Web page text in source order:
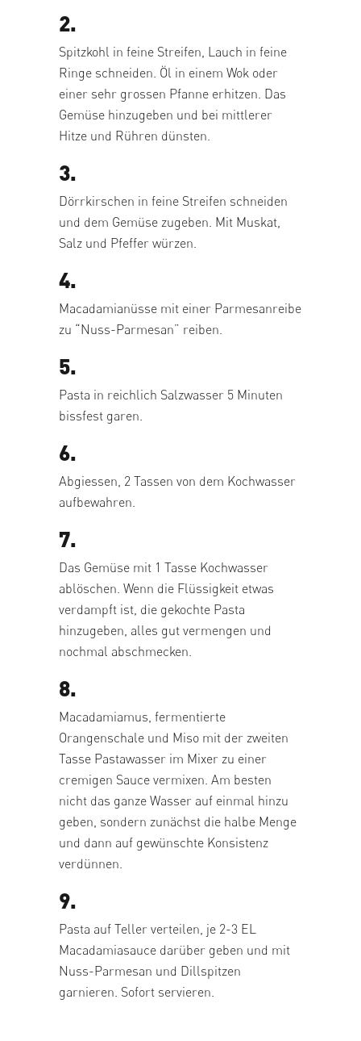
2.
Spitzkohl in feine Streifen, Lauch in feine
Ringe schneiden. Öl in einem Wok oder
einer sehr grossen Pfanne erhitzen. Das
Gemüse hinzugeben und bei mittlerer
Hitze und Rühren dünsten.
3.
Dörrkirschen in feine Streifen schneiden
und dem Gemüse zugeben. Mit Muskat,
Salz und Pfeffer würzen.
4.
Macadamianüsse mit einer Parmesanreibe
zu “Nuss-Parmesan” reiben.
5.
Pasta in reichlich Salzwasser 5 Minuten
bissfest garen.
6.
Abgiessen, 2 Tassen von dem Kochwasser
aufbewahren.
7.
Das Gemüse mit 1 Tasse Kochwasser
ablöschen. Wenn die Flüssigkeit etwas
verdampft ist, die gekochte Pasta
hinzugeben, alles gut vermengen und
nochmal abschmecken.
8.
Macadamiamus, fermentierte
Orangenschale und Miso mit der zweiten
Tasse Pastawasser im Mixer zu einer
cremigen Sauce vermixen. Am besten
nicht das ganze Wasser auf einmal hinzu
geben, sondern zunächst die halbe Menge
und dann auf gewünschte Konsistenz
verdünnen.
9.
Pasta auf Teller verteilen, je 2-3 EL
Macadamiasauce darüber geben und mit
Nuss-Parmesan und Dillspitzen
garnieren. Sofort servieren.